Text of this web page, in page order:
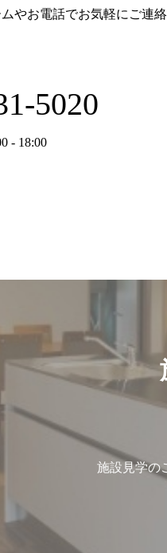
やお電話でお気軽にご連
5020
- 18:00
施設見学の